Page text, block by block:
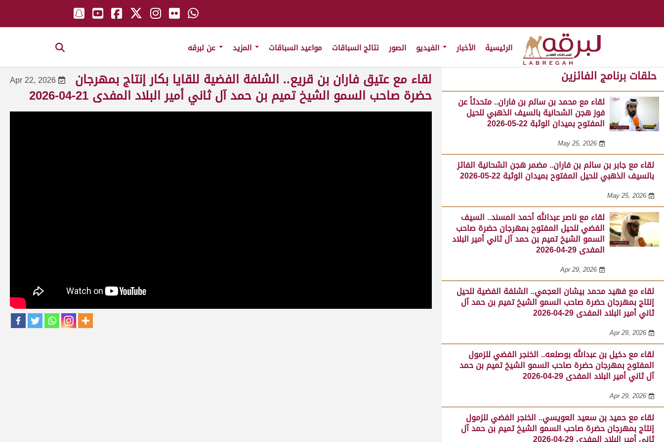
الرئيسية الأخبار الصور نتائج السباقات مواعيد السباقات
حلقات برنامج الفائزين
لقاء مع محمد بن سالم بن فاران.. متحدثاً عن
فوز هجن الشحانية بالسيف الذهبي للحيل
المفتوح بميدان الوثبة 22-05-2026
May 25, 2026
لقاء مع جابر بن سالم بن فاران.. مضمر هجن الشحانية الفائز
بالسيف الذهبي للحيل المفتوح بميدان الوثبة 22-05-2026
May 25, 2026
لقاء مع ناصر عبدالله أحمد المسند.. السيف
الفضي للحيل المفتوح بمهرجان حضرة صاحب
السمو الشيخ تميم بن حمد آل ثاني أمير البلاد
المفدى 29-04-2026
Apr 29, 2026
لقاء مع فهيد محمد بيشان العجمي.. الشلفة الفضية للحيل
إنتاج بمهرجان حضرة صاحب السمو الشيخ تميم بن حمد آل
ثاني أمير البلاد المفدى 29-04-2026
Apr 29, 2026
لقاء مع دخيل بن عبدالله بوصلعه.. الخنجر الفضي للزمول
المفتوح بمهرجان حضرة صاحب السمو الشيخ تميم بن حمد
آل ثاني أمير البلاد المفدى 29-04-2026
Apr 29, 2026
لقاء مع حميد بن سعيد العويسي.. الخنجر الفضي للزمول
إنتاج بمهرجان حضرة صاحب السمو الشيخ تميم بن حمد آل
Apr 22, 2026 لقاء مع عتيق فاران بن قريع.. الشلفة الفضية للقايا بكار إنتاج بمهرجان
حضرة صاحب السمو الشيخ تميم بن حمد آل ثاني أمير البلاد المفدى 21-04-2026